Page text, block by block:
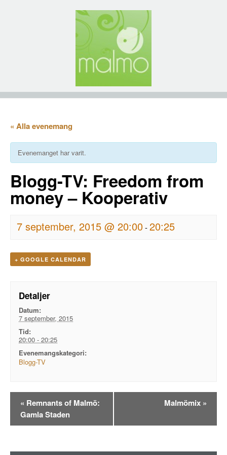
« Alla evenemang
Evenemanget har varit.
Blogg-TV: Freedom from
money – Kooperativ
7 september, 2015 @ 20:00-20:25
+ GOOGLE CALENDAR
Detaljer
Datum:
7 september, 2015
Tid:
20:00 - 20:25
Evenemangskategori:
Blogg-TV
Evenemangsnavigation
« Remnants of Malmö:
Gamla Staden
Malmömix »